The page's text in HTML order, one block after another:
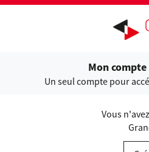
Mon compte
Un seul compte pour
Vous